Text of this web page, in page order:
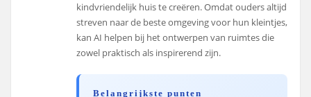
kindvriendelijk huis te creëren. Omdat ouders altijd
streven naar de beste omgeving voor hun kleintjes,
kan AI helpen bij het ontwerpen van ruimtes die
zowel praktisch als inspirerend zijn.
Belangrijkste punten